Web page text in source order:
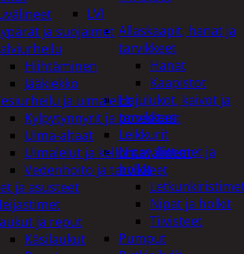
LVI
Allaskaapit, hanat ja
tarvikkeet
Hanat
Kaapistot
Hajulukot, kaivot ja
tarvikkeet
Leikkurit
Nipat, liittimet ja
holkit
Nipat ja holkit
Tiivisteet
Pumput
ja suojaimet
Hiihtäminen
Jääkiekko
ja uimalelut
Kylpytynnyrit ja porealtaat
Uima-altaat
Uimalelut ja kelluntavälineet
Vedenhoito ja tarvikkeet
ja asusteet
ja reput
Käsilaukut